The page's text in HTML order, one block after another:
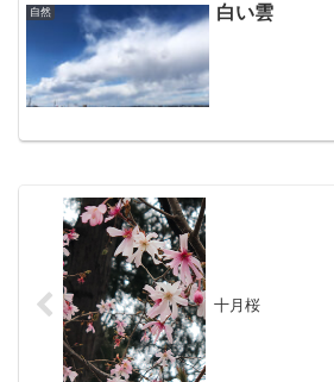
自然 白い雲
十月桜